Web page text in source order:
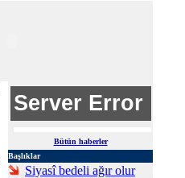
Bütün haberler
Başlıklar
Siyasî bedeli ağır olur